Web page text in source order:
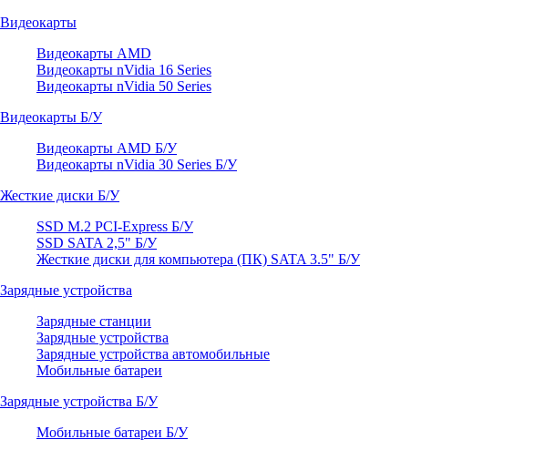
Видеокарты
Видеокарты AMD
Видеокарты nVidia 16 Series
Видеокарты nVidia 50 Series
Видеокарты Б/У
Видеокарты AMD Б/У
Видеокарты nVidia 30 Series Б/У
Жесткие диски Б/У
SSD M.2 PCI-Express Б/У
SSD SATA 2,5" Б/У
Жесткие диски для компьютера (ПК) SATA 3.5" Б/У
Зарядные устройства
Зарядные станции
Зарядные устройства
Зарядные устройства автомобильные
Мобильные батареи
Зарядные устройства Б/У
Мобильные батареи Б/У